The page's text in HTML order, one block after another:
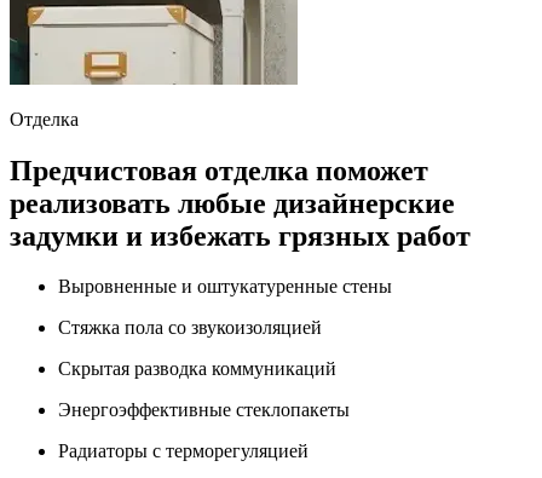
Отделка
Предчистовая отделка поможет
реализовать любые дизайнерские
задумки и избежать грязных работ
Выровненные и оштукатуренные стены
Стяжка пола со звукоизоляцией
Скрытая разводка коммуникаций
Энергоэффективные стеклопакеты
Радиаторы с терморегуляцией